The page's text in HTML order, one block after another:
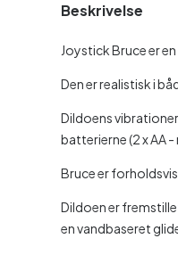
Beskrivelse
Joystick Bruce er
Den er realistisk i
Dildoens
batterierne (2 x AA
Bruce er
Dildoen er
en vandbaseret